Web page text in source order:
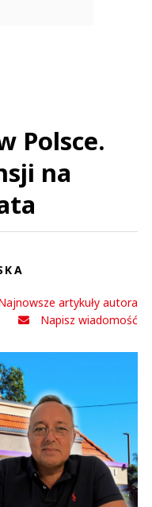
Polsce.
na
artykuły autora
Napisz wiadomość